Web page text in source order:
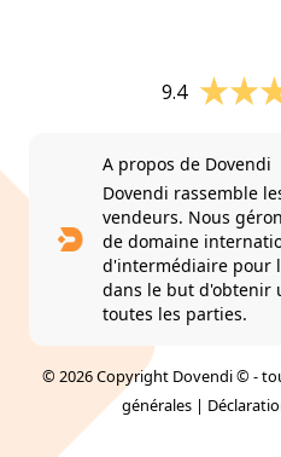
9.4
A propos de Dovendi
Dovendi rassemble
vendeurs. Nous
de domaine
d'intermédiaire pour
dans le but d'obtenir
toutes les parties.
© 2026 Copyright Dovendi © -
générales |